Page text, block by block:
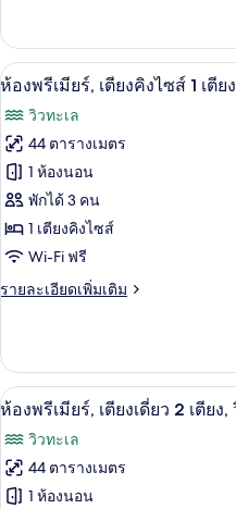
คิง
ไซส์
1
เตียง,
วิว
ทะเล
เกี่ยว
กับ
ห้อง
ลัก
ซ์,
เตียง
คิง
ไซส์
เตียง,
วิว
เปิด
ภาพถ่าย
ทั้งหมด
ของ
ห้อง
พรีเมียร์,
เตียง
คิง
1
เตียง,
วิว
ทะเล
3
ห้องพรีเมียร์, เตียงคิงไซส์ 1 เตีย
วิวทะเล
44 ตารางเมตร
1 ห้องนอน
พักได้ 3 คน
1 เตียงคิงไซส์
Wi-Fi ฟรี
รายละเอียดเพิ่มเติม
ราย
เกี่ยว
กับ
ห้อง
เตียง
คิง
ไซส์
เปิด
ภาพถ่าย
ทั้งหมด
ของ
3
ห้องพรีเมียร์, เตียงเดี่ยว 2 เตียง,
วิวทะเล
44 ตารางเมตร
1 ห้องนอน